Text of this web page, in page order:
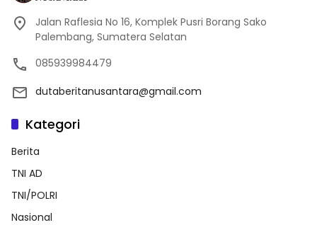
Jalan Raflesia No 16, Komplek Pusri Borang Sako
Palembang, Sumatera Selatan
085939984479
dutaberitanusantara@gmail.com
Kategori
Berita
TNI AD
TNI/POLRI
Nasional